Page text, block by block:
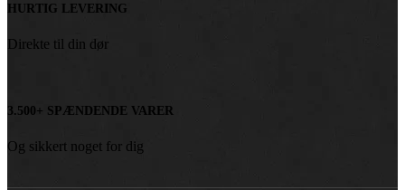
HURTIG LEVERING
Direkte til din dør
3.500+ SPÆNDENDE VARER
Og sikkert noget for dig